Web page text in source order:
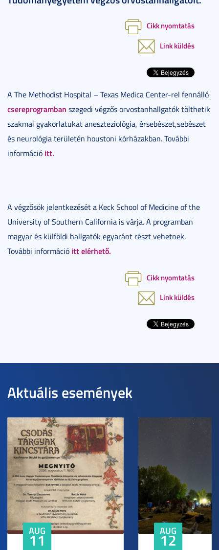
Cikk nyomtatás
Link küldés
A The Methodist Hospital – Texas Medica Center-rel fennálló
csereprogramban szegedi végzős orvostanhallgatók tölthetik
szakmai gyakorlatukat aneszteziológia, érsebészet,sebészet
és neurológia területén houstoni kórházakban. További
információ itt.
A végzősök jelentkezését a Keck School of Medicine of the
University of Southern California is várja. A programban
magyar és külföldi hallgatók egyaránt részt vehetnek.
További információ itt elérhető.
Cikk nyomtatás
Link küldés
Aktuális események
AUG
11 AUG
12